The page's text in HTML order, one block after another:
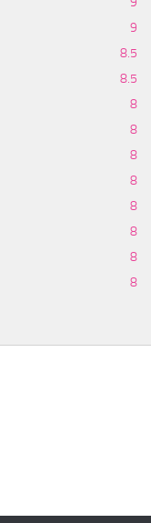
9
8.5
8.5
8
8
8
8
8
8
8
8